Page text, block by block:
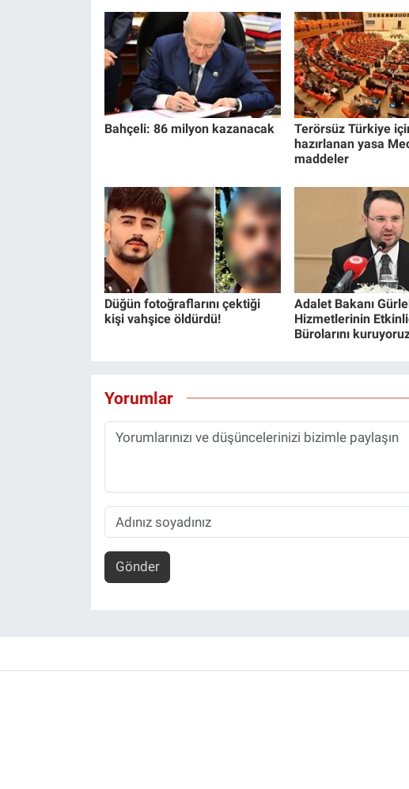
Bahçeli: 86 milyon kazanacak
Terörsüz Türkiye
hazırlanan yasa
maddeler
Düğün fotoğraflarını çektiği
kişi vahşice öldürdü!
Adalet Bakanı
Hizmetlerinin
Bürolarını
Yorumlar
Gönder